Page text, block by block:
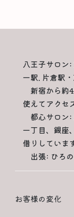
八王子サロン
一駅. 片倉駅
新宿から約
使えてアクセ
都心サロン:
一丁目、銀座
借りしていま
出張: ひろ
お客様の変化